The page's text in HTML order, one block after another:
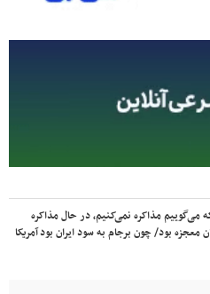
می‌گوییم مذاکره نمی‌کنیم، در حال مذاکره
معجزه بود/ چون برجام به سود ایران بود آمریکا